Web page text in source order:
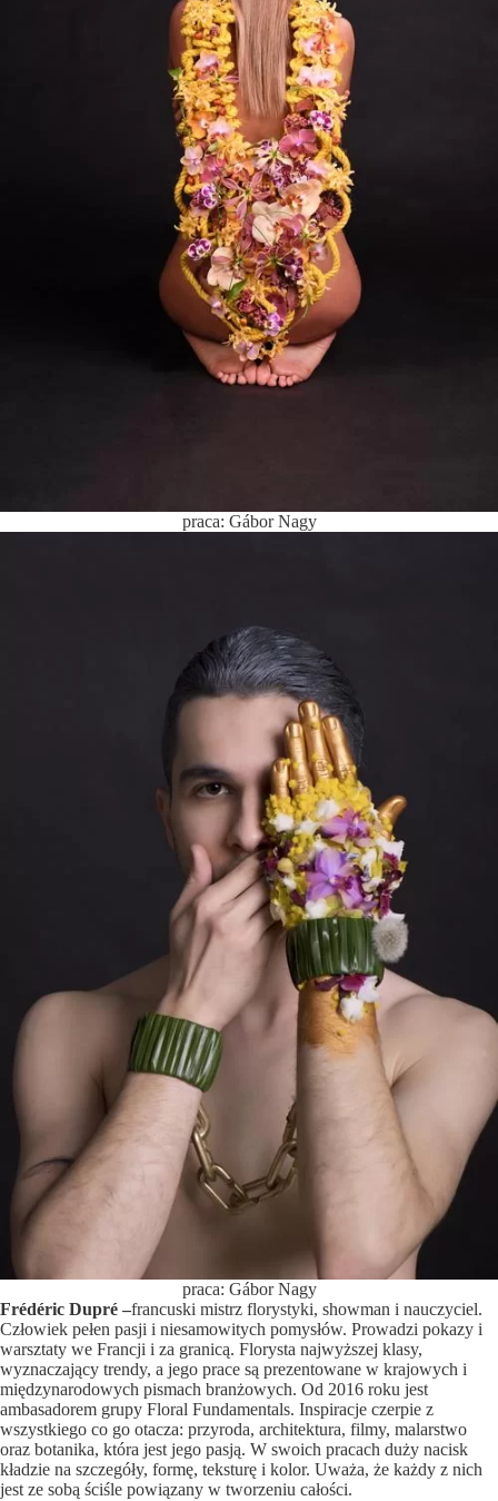
praca: Gábor Nagy
praca: Gábor Nagy
Frédéric Dupré –francuski mistrz florystyki, showman i nauczyciel.
Człowiek pełen pasji i niesamowitych pomysłów. Prowadzi pokazy i
warsztaty we Francji i za granicą. Florysta najwyższej klasy,
wyznaczający trendy, a jego prace są prezentowane w krajowych i
międzynarodowych pismach branżowych. Od 2016 roku jest
ambasadorem grupy Floral Fundamentals. Inspiracje czerpie z
wszystkiego co go otacza: przyroda, architektura, filmy, malarstwo
oraz botanika, która jest jego pasją. W swoich pracach duży nacisk
kładzie na szczegóły, formę, teksturę i kolor. Uważa, że każdy z nich
jest ze sobą ściśle powiązany w tworzeniu całości.